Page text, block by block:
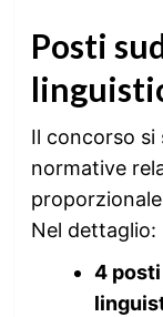
Posti
Il concorso si
normative
Nel dettaglio:
4 posti